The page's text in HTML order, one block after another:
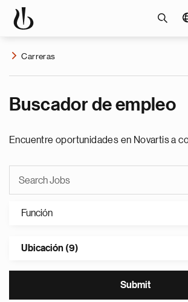
Carreras
Buscador de empleo
Encuentre oportunidades en Novartis a
Función
Ubicación (9)